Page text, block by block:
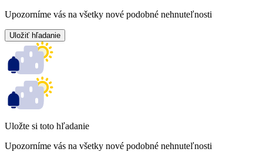
Upozorníme vás na všetky nové podobné nehnuteľnosti
Uložiť hľadanie
Uložte si toto hľadanie
Upozorníme vás na všetky nové podobné nehnuteľnosti